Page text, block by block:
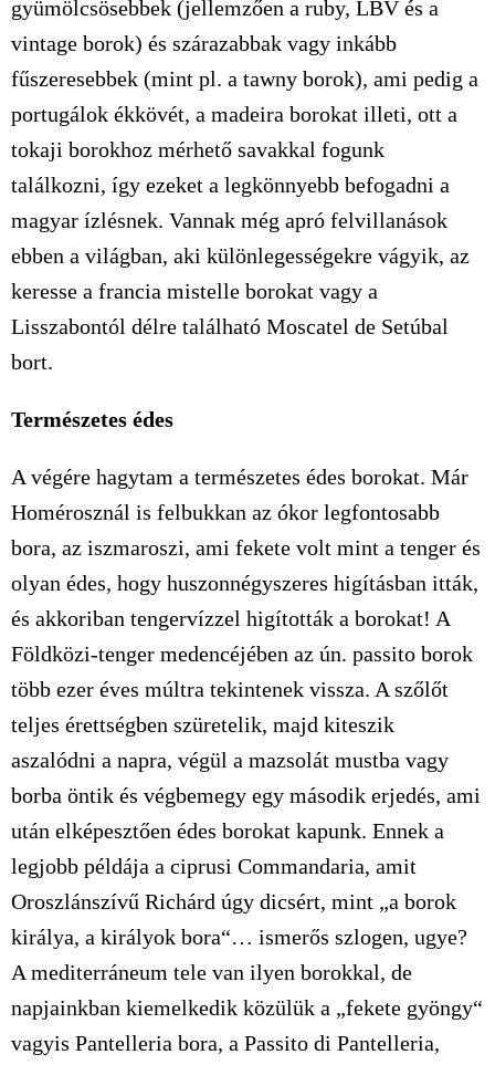
gyümölcsösebbek (jellemzően a ruby, LBV és a
vintage borok) és szárazabbak vagy inkább
fűszeresebbek (mint pl. a tawny borok), ami pedig a
portugálok ékkövét, a madeira borokat illeti, ott a
tokaji borokhoz mérhető savakkal fogunk
találkozni, így ezeket a legkönnyebb befogadni a
magyar ízlésnek. Vannak még apró felvillanások
ebben a világban, aki különlegességekre vágyik, az
keresse a francia mistelle borokat vagy a
Lisszabontól délre található Moscatel de Setúbal
bort.
Természetes édes
A végére hagytam a természetes édes borokat. Már
Homérosznál is felbukkan az ókor legfontosabb
bora, az iszmaroszi, ami fekete volt mint a tenger és
olyan édes, hogy huszonnégyszeres higításban itták,
és akkoriban tengervízzel higították a borokat! A
Földközi-tenger medencéjében az ún. passito borok
több ezer éves múltra tekintenek vissza. A szőlőt
teljes érettségben szüretelik, majd kiteszik
aszalódni a napra, végül a mazsolát mustba vagy
borba öntik és végbemegy egy második erjedés, ami
után elképesztően édes borokat kapunk. Ennek a
legjobb példája a ciprusi Commandaria, amit
Oroszlánszívű Richárd úgy dicsért, mint „a borok
királya, a királyok bora“… ismerős szlogen, ugye?
A mediterráneum tele van ilyen borokkal, de
napjainkban kiemelkedik közülük a „fekete gyöngy“
vagyis Pantelleria bora, a Passito di Pantelleria,